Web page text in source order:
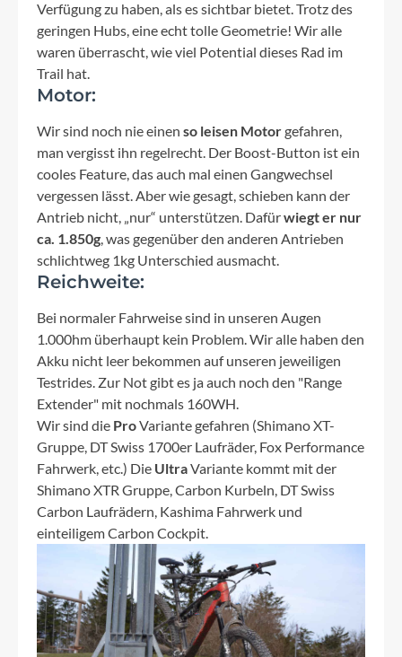
Verfügung zu haben, als es sichtbar bietet. Trotz des
geringen Hubs, eine echt tolle Geometrie! Wir alle
waren überrascht, wie viel Potential dieses Rad im
Trail hat.
Motor:
Wir sind noch nie einen so leisen Motorgefahren,
man vergisst ihn regelrecht. Der Boost-Button ist ein
cooles Feature, das auch mal einen Gangwechsel
vergessen lässt. Aber wie gesagt, schieben kann der
Antrieb nicht, „nur“ unterstützen. Dafürwiegt er nur
ca. 1.850g, was gegenüber den anderen Antrieben
schlichtweg 1kg Unterschied ausmacht.
Reichweite:
Bei normaler Fahrweise sind in unseren Augen
1.000hm überhaupt kein Problem. Wir alle haben den
Akku nicht leer bekommen auf unseren jeweiligen
Testrides. Zur Not gibt es ja auch noch den "Range
Extender" mit nochmals 160WH.
Wir sind die ProVariante gefahren (Shimano XT-
Gruppe, DT Swiss 1700er Laufräder, Fox Performance
Fahrwerk, etc.) Die UltraVariante kommt mit der
Shimano XTR Gruppe, Carbon Kurbeln, DT Swiss
Carbon Laufrädern, Kashima Fahrwerk und
einteiligem Carbon Cockpit.